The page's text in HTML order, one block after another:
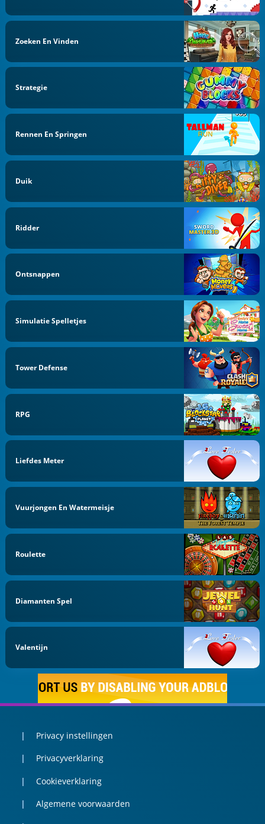
Zoeken En Vinden
Strategie
Rennen En Springen
Duik
Ridder
Ontsnappen
Simulatie Spelletjes
Tower Defense
RPG
Liefdes Meter
Vuurjongen En Watermeisje
Roulette
Diamanten Spel
Valentijn
Privacy instellingen
Privacyverklaring
Cookieverklaring
Algemene voorwaarden